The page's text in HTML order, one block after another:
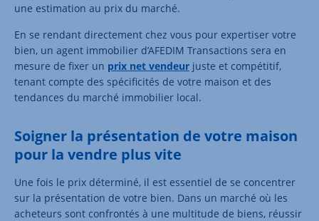
une estimation au prix du marché.
En se rendant directement chez vous pour expertiser votre
bien, un agent immobilier d’AFEDIM Transactions sera en
mesure de fixer un prix net vendeur juste et compétitif,
tenant compte des spécificités de votre maison et des
tendances du marché immobilier local.
Soigner la présentation de votre maison
pour la vendre plus vite
Une fois le prix déterminé, il est essentiel de se concentrer
sur la présentation de votre bien. Dans un marché où les
acheteurs sont confrontés à une multitude de biens, réussir